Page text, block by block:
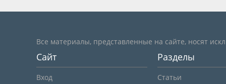
Все материалы, представленные на сайте, носят
Сайт
Вход
Разделы
Статьи